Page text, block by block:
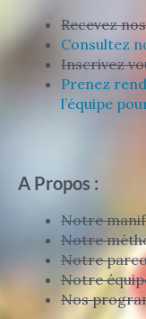
Recevez
Consultez
Inscrivez
Prenez
l’équipe
A Propos :
Notre
Notre
Notre
Notre
Nos